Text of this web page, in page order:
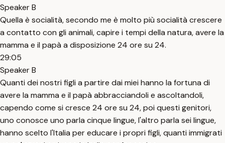
Speaker B
Quella è socialità, secondo me è molto più socialità crescere
a contatto con gli animali, capire i tempi della natura, avere la
mamma e il papà a disposizione 24 ore su 24.
29:05
Speaker B
Quanti dei nostri figli a partire dai miei hanno la fortuna di
avere la mamma e il papà abbracciandoli e ascoltandoli,
capendo come si cresce 24 ore su 24, poi questi genitori,
uno conosce uno parla cinque lingue, l'altro parla sei lingue,
hanno scelto l'Italia per educare i propri figli, quanti immigrati